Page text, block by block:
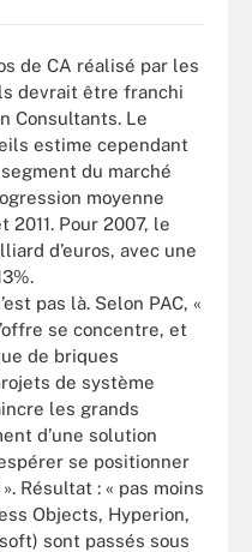
de CA réalisé par les
devrait être franchi
Consultants. Le
estime cependant
du marché
moyenne
Pour 2007, le
d’euros, avec une
pas là. Selon PAC, «
se concentre, et
de briques
de système
les grands
d’une solution
se positionner
Résultat : « pas moins
Objects, Hyperion,
sont passés sous